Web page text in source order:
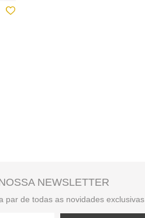
NEWSLETTER
par de todas as novidades exclusivas